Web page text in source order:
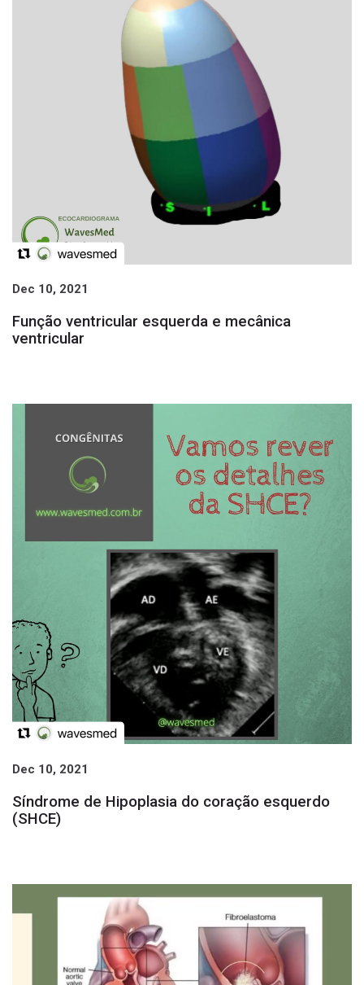
Dec 10, 2021
Função ventricular esquerda e mecânica
ventricular
Dec 10, 2021
Síndrome de Hipoplasia do coração esquerdo
(SHCE)